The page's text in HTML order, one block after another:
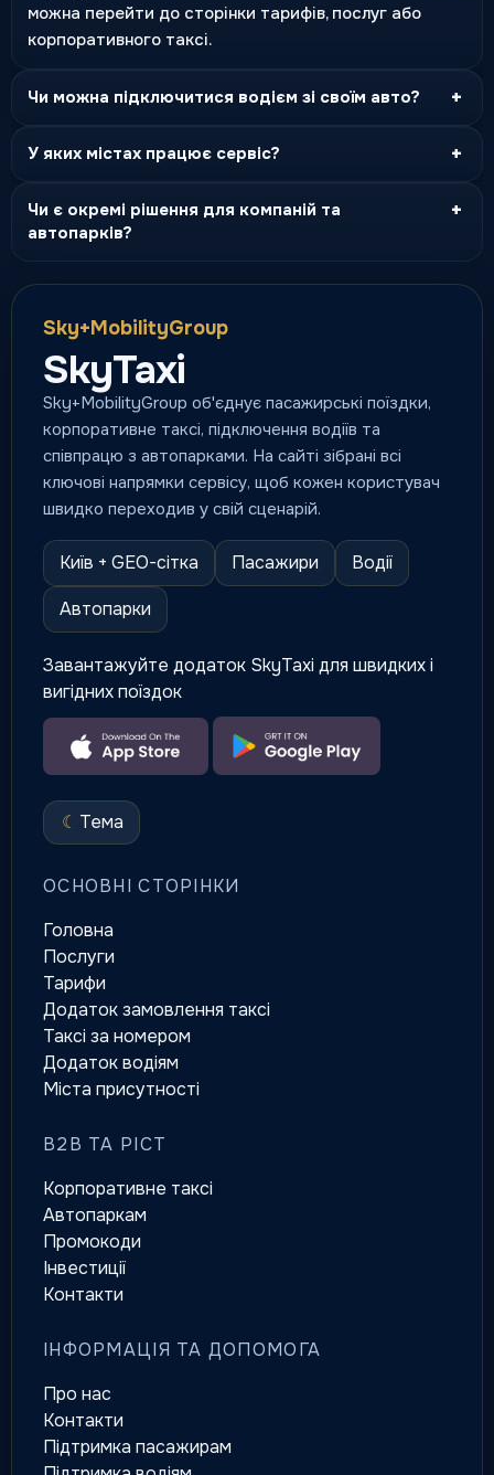
можна перейти до сторінки тарифів, послуг або
корпоративного таксі.
Чи можна підключитися водієм зі своїм авто? +
У яких містах працює сервіс? +
Чи є окремі рішення для компаній та
автопарків?
+
Sky+MobilityGroup
SkyTaxi
Sky+MobilityGroup об'єднує пасажирські поїздки,
корпоративне таксі, підключення водіїв та
співпрацю з автопарками. На сайті зібрані всі
ключові напрямки сервісу, щоб кожен користувач
швидко переходив у свій сценарій.
Київ + GEO-сітка Пасажири
Водії
Автопарки
Завантажуйте додаток SkyTaxi для швидких і
вигідних поїздок
☾ Тема
ОСНОВНІ СТОРІНКИ
Головна
Послуги
Тарифи
Додаток замовлення таксі
Таксі за номером
Додаток водіям
Міста присутності
B2B ТА РІСТ
Корпоративне таксі
Автопаркам
Промокоди
Інвестиції
Контакти
ІНФОРМАЦІЯ ТА ДОПОМОГА
Про нас
Контакти
Підтримка пасажирам